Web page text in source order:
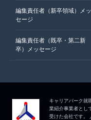
編集責任者（新卒領域）メッ
セージ
編集責任者（既卒・第二新
卒）メッセージ